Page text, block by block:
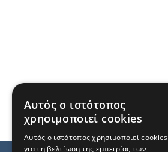
Αυτός ο ιστότοπος
χρησιμοποιεί cookies
Αυτός ο ιστότοπος χρησιμοποιεί cookies
για τη βελτίωση της εμπειρίας των